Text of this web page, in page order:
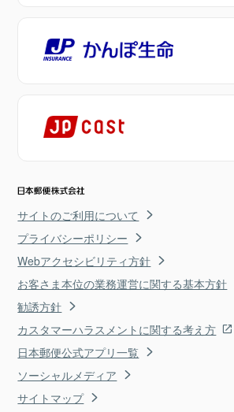
サイトのご利用について
プライバシーポリシー
Webアクセシビリティ方針
お客さま本位の業務運営に関する基本方針
勧誘方針
カスタマーハラスメントに関する考え方
日本郵便公式アプリ一覧
ソーシャルメディア
サイトマップ